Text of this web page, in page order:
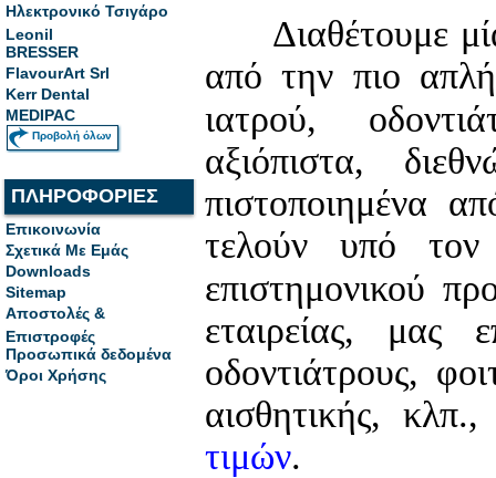
Ηλεκτρονικό Τσιγάρο
Leonil
BRESSER
FlavourArt Srl
Kerr Dental
MEDIPAC
Προβολή όλων
ΠΛΗΡΟΦΟΡΙΕΣ
Επικοινωνία
Σχετικά Με Εμάς
Downloads
Sitemap
Αποστολές &
Επιστροφές
Προσωπικά δεδομένα
Όροι Χρήσης
Διαθέτουμε
από την πιο
ιατρού,
αξιόπιστα,
πιστοποιημένα
τελούν υπό τον
επιστημονικού
εταιρείας, μας
οδοντιάτρους,
αισθητικής, κλπ.,
τιμών.